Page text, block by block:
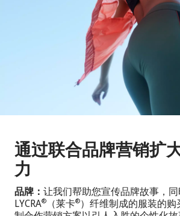
通过联合品牌营销扩
力
品牌： 让我们帮助您宣传品牌故事，
LYCRA® （莱卡®）纤维制成的服装的